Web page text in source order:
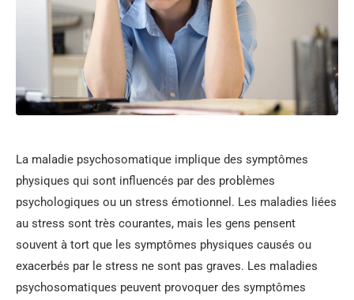
La maladie psychosomatique implique des symptômes
physiques qui sont influencés par des problèmes
psychologiques ou un stress émotionnel. Les maladies liées
au stress sont très courantes, mais les gens pensent
souvent à tort que les symptômes physiques causés ou
exacerbés par le stress ne sont pas graves. Les maladies
psychosomatiques peuvent provoquer des symptômes